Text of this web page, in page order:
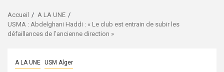
Accueil
A LA UNE
USMA : Abdelghani Haddi : « Le club est entrain de subir les
défaillances de l’ancienne direction »
A LA UNE USM Alger